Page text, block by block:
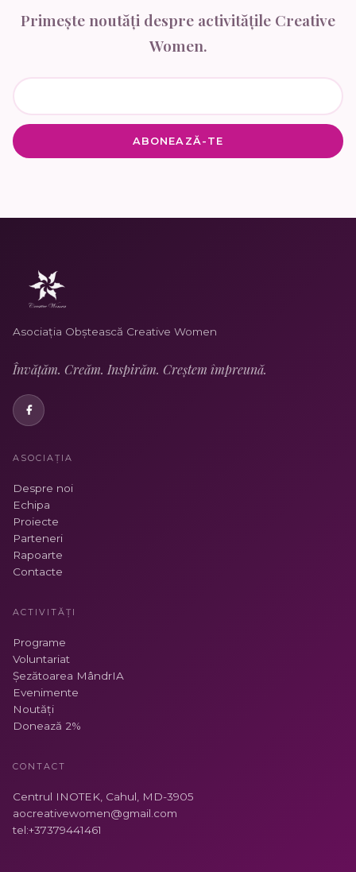
Primește noutăți despre activitățile Creative
Women.
Asociația Obștească Creative Women
Învățăm. Creăm. Inspirăm. Creștem împreună.
ASOCIAȚIA
Despre noi
Echipa
Proiecte
Parteneri
Rapoarte
Contacte
ACTIVITĂȚI
Programe
Voluntariat
Șezătoarea MândrIA
Evenimente
Noutăți
Donează 2%
CONTACT
Centrul INOTEK, Cahul, MD-3905
aocreativewomen@gmail.com
tel:+37379441461